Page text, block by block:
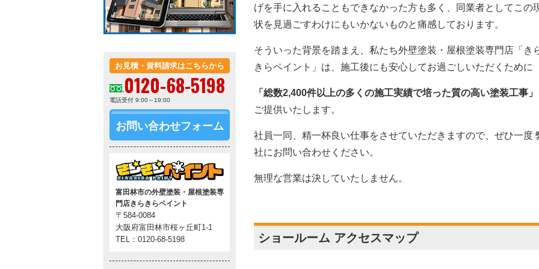
げを手に入れることもできなかった方も多く、同業者としてこの
状を見過ごすわけにもいかないものと痛感しております。
そういった背景を踏まえ、私たち外壁塗装・屋根塗装専門店「き
きらペイント」は、施工後にも安心してお過ごしいただくために
「総数2,400件以上の多くの施工実績で培った質の高い塗装工事」
ご提供いたします。
社員一同、精一杯良い仕事をさせていただきますので、ぜひ一度
社にお問い合わせください。
無理な営業は決していたしません。
ショールーム アクセスマップ
お見積・資料請求はこちらから
0120-68-5198
電話受付 9:00～19:00
お問い合わせフォーム
富田林市の外壁塗装・屋根塗装専
門店きらきらペイント
〒584-0084
大阪府富田林市桜ヶ丘町1-1
TEL：0120-68-5198